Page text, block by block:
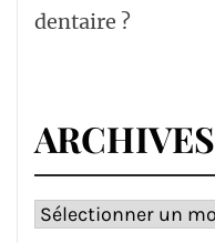
dentaire ?
ARCHIVES
Archives